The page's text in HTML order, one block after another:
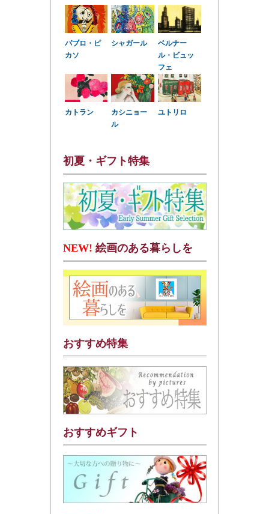
パブロ・ピ
カソ
シャガール
ベルナー
ル・ビュッ
フェ
カトラン
カシニョー
ル
ユトリロ
初夏・ギフト特集
NEW! 絵画のある暮らしを
おすすめ特集
おすすめギフト